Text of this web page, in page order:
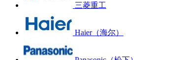
三菱重工
Haier（海尔）